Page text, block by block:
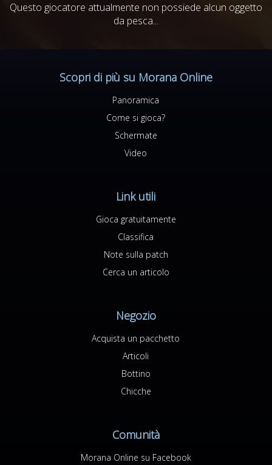
Questo giocatore attualmente non possiede alcun oggetto
da pesca...
Scopri di più su Morana Online
Panoramica
Come si gioca?
Schermate
Video
Link utili
Gioca gratuitamente
Classifica
Note sulla patch
Cerca un articolo
Negozio
Acquista un pacchetto
Articoli
Bottino
Chicche
Comunità
Morana Online su Facebook